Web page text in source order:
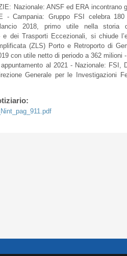
Nazionale: ANSF ed ERA incontrano
- Campania: Gruppo FSI celebra
2018, primo utile nella storia
e dei Trasporti Eccezionali, si chiude
(ZLS) Porto e Retroporto di
con utile netto di periodo a 362 milioni
al 2021 - Nazionale: FSI,
Generale per le Investigazioni